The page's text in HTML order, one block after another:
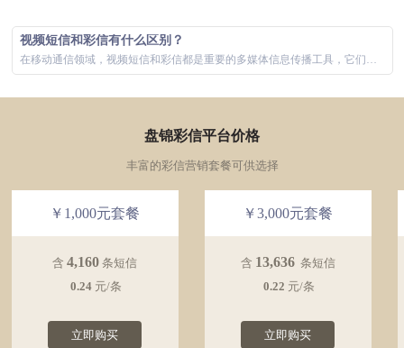
视频短信和彩信有什么区别？
在移动通信领域，视频短信和彩信都是重要的多媒体信息传播工具，它们极大地丰富了用户的通信体验。虽然两者在功能上有所重叠，主要都是通过手机网络发...
盘锦彩信平台价格
丰富的彩信营销套餐可供选择
￥1,000元套餐
含 4,160 条短信
0.24 元/条
立即购买
￥3,000元套餐
含 13,636 条短信
0.22 元/条
立即购买